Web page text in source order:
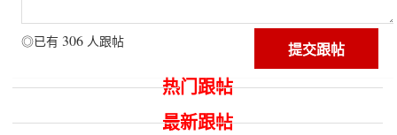
◎已有 306 人跟帖
热门跟帖
最新跟帖